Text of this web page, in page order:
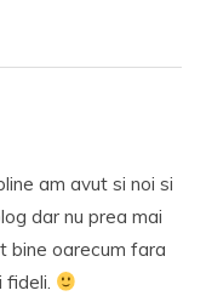
am avut si noi si
dar nu prea mai
bine oarecum fara
fideli.